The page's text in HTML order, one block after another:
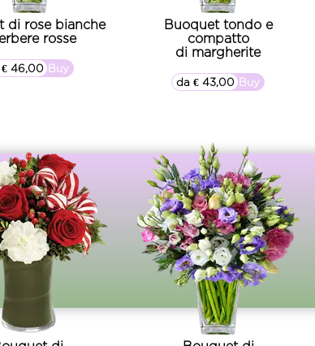
di rose bianche
rosse
▷▷ Buy
€ 46,00
Buoquet tondo e
compatto
di margherite
▷▷ Buy
da € 43,00